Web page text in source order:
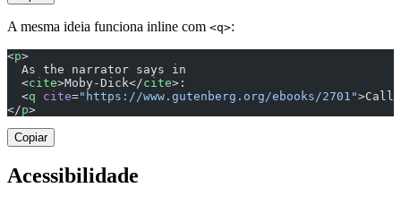
A mesma ideia funciona inline com <q>:
<p>
  As the narrator says in
  <
cite>Moby-Dick</cite>:
  <
q cite="https://www.gutenberg.org/ebooks/2701">Call
</p>
Copiar
Acessibilidade